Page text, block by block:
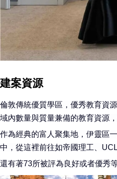
建案資源
倫敦傳統優質學區， 優秀教育資
域內數量與質量兼備的教育資源
作為經典的富人聚集地，伊靈區
中，從這裡前往如帝國理工、
還有著73所被評為良好或者優秀